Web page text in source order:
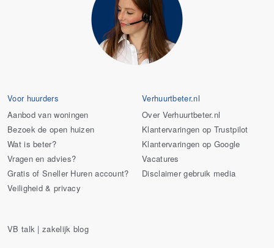
Voor huurders
Aanbod van woningen
Bezoek de open huizen
Wat is beter?
Vragen en advies?
Gratis of Sneller Huren account?
Veiligheid & privacy
Verhuurtbeter.nl
Over Verhuurtbeter.nl
Klantervaringen op Trustpilot
Klantervaringen op Google
Vacatures
Disclaimer gebruik media
VB talk | zakelijk blog